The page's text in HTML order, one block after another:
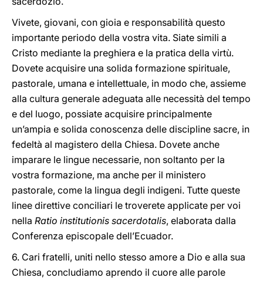
Vivete, giovani, con gioia e responsabilità questo
importante periodo della vostra vita. Siate simili a
Cristo mediante la preghiera e la pratica della virtù.
Dovete acquisire una solida formazione spirituale,
pastorale, umana e intellettuale, in modo che, assieme
alla cultura generale adeguata alle necessità del tempo
e del luogo, possiate acquisire principalmente
un’ampia e solida conoscenza delle discipline sacre, in
fedeltà al magistero della Chiesa. Dovete anche
imparare le lingue necessarie, non soltanto per la
vostra formazione, ma anche per il ministero
pastorale, come la lingua degli indigeni. Tutte queste
linee direttive conciliari le troverete applicate per voi
nella Ratio institutionis sacerdotalis, elaborata dalla
Conferenza episcopale dell’Ecuador.
6. Cari fratelli, uniti nello stesso amore a Dio e alla sua
Chiesa, concludiamo aprendo il cuore alle parole